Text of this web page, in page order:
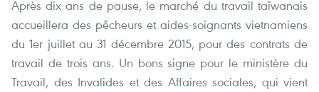
Après dix ans de pause, le marché du travail taïwanais
accueillera des pêcheurs et aides-soignants vietnamiens
du 1er juillet au 31 décembre 2015, pour des contrats de
travail de trois ans. Un bons signe pour le ministère du
Travail, des Invalides et des Affaires sociales, qui vient